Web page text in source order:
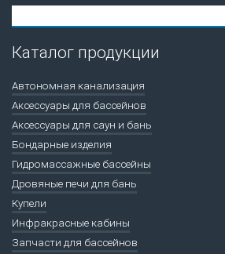
Каталог продукции
Автономная канализация
Аксессуары для бассейнов
Аксессуары для саун и бань
Бондарные изделия
Гидромассажные бассейны
Дровяные печи для бань
Купели
Инфракрасные кабины
Запчасти для бассейнов